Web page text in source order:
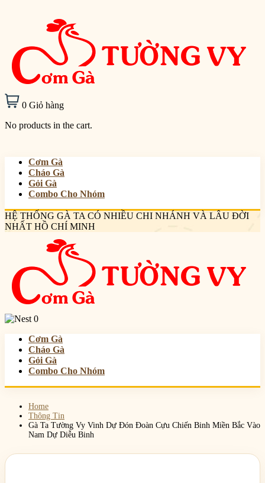
0 Giỏ hàng
No products in the cart.
Cơm Gà
Cháo Gà
Gỏi Gà
Combo Cho Nhóm
HỆ THỐNG GÀ TA CÓ NHIỀU CHI NHÁNH VÀ LÂU ĐỜI
NHẤT HỒ CHÍ MINH
0
Cơm Gà
Cháo Gà
Gỏi Gà
Combo Cho Nhóm
Home
Thông Tin
Gà Ta Tường Vy Vinh Dự Đón Đoàn Cựu Chiến Binh Miền Bắc Vào
Nam Dự Diễu Binh